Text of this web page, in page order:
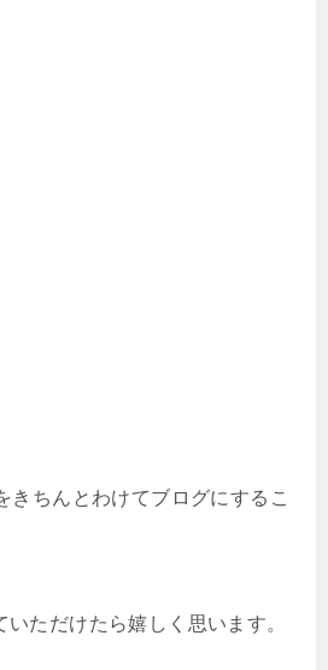
きちんとわけてブログにするこ
ただけたら嬉しく思います。